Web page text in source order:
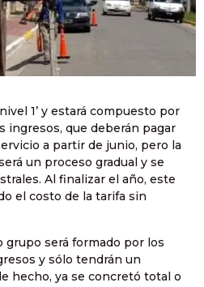
1’ y estará compuesto por
ingresos, que deberán pagar
a partir de junio, pero la
un proceso gradual y se
Al finalizar el año, este
el costo de la tarifa sin
grupo será formado por los
y sólo tendrán un
hecho, ya se concretó total o